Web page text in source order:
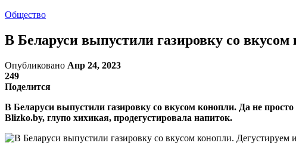
Общество
В Беларуси выпустили газировку со
Опубликовано Апр 24, 2023
249
Поделится
В Беларуси выпустили газировку со вкусом конопли. Да не
Blizko.by, глупо хихикая, продегустировала напиток.